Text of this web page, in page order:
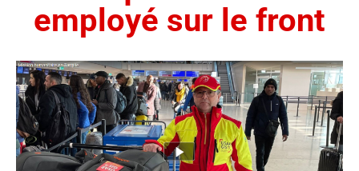
employé sur le front